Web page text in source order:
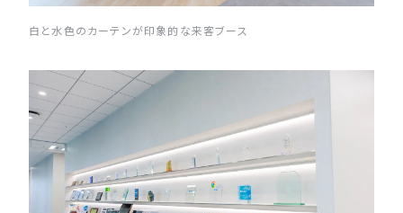
白と水色のカーテンが印象的な来客ブース